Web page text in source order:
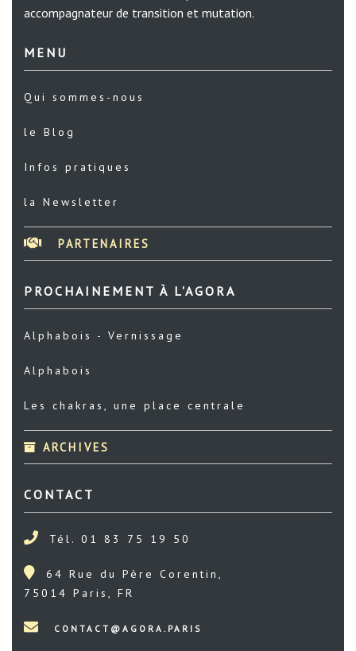
accompagnateur de transition et mutation.
MENU
Qui sommes-nous
le Blog
Infos pratiques
la Newsletter
PARTENAIRES
PROCHAINEMENT À L'AGORA
Alphabois - Vernissage
Alphabois
Les chakras, une place centrale
ARCHIVES
CONTACT
Tél. 01 83 75 19 50
64 Rue du Père Corentin,
75014 Paris, FR